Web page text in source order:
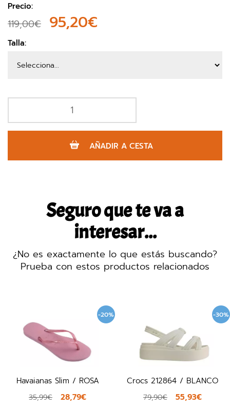
Precio:
119,00€ 95,20€
Talla:
AÑADIR A CESTA
Seguro que te va a
interesar...
¿No es exactamente lo que estás buscando?
Prueba con estos productos relacionados
-20%
Havaianas Slim / ROSA
35,99€ 28,79€
-30%
Crocs 212864 / BLANCO
79,90€ 55,93€